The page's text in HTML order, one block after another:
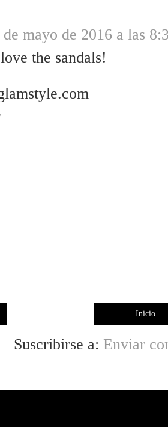
de mayo de 2016 a las
the sandals!
Inicio
Suscribirse a: Enviar